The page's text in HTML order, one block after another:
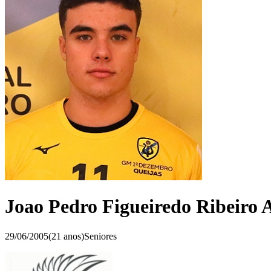
Joao Pedro Figueiredo Ribeiro
29/06/2005(21 anos)Seniores